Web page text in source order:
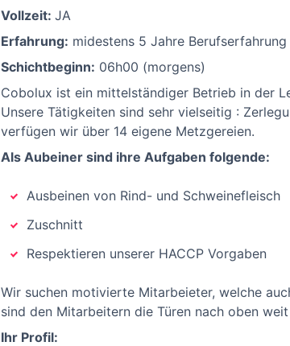
Vollzeit: JA
Erfahrung: midestens 5 Jahre Berufserfahrung
Schichtbeginn: 06h00 (morgens)
Cobolux ist ein mittelständiger Betrieb in der
Unsere Tätigkeiten sind sehr vielseitig :
verfügen wir über 14 eigene Metzgereien.
Als Aubeiner sind ihre Aufgaben folgende:
Ausbeinen von Rind- und Schweinefleisch
Zuschnitt
Respektieren unserer HACCP Vorgaben
Wir suchen motivierte Mitarbeieter, welche
sind den Mitarbeitern die Türen nach oben
Ihr Profil: